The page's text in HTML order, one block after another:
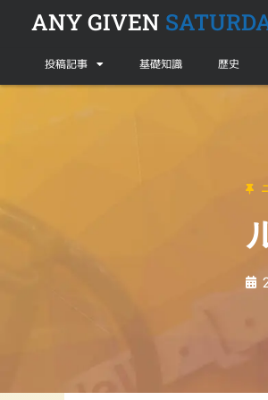
ANY GIVEN
投稿記事 基礎知識 歴史